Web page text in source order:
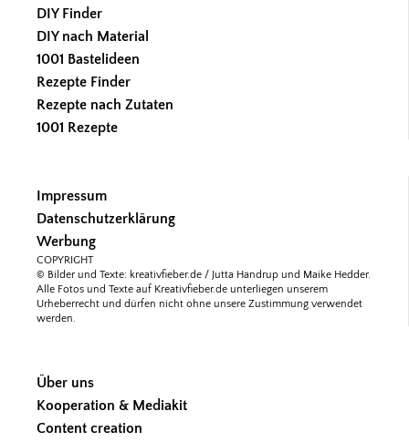
DIY Finder
DIY nach Material
1001 Bastelideen
Rezepte Finder
Rezepte nach Zutaten
1001 Rezepte
Impressum
Datenschutzerklärung
Werbung
COPYRIGHT
© Bilder und Texte: kreativfieber.de / Jutta Handrup und Maike Hedder.
Alle Fotos und Texte auf Kreativfieber.de unterliegen unserem
Urheberrecht und dürfen nicht ohne unsere Zustimmung verwendet
werden.
Über uns
Kooperation & Mediakit
Content creation